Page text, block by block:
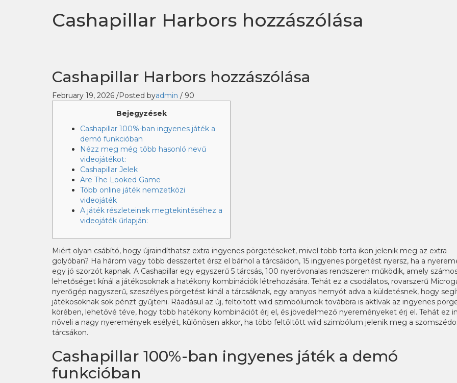
Cashapillar Harbors hozzászólása
Cashapillar Harbors hozzászólása
February 19, 2026 /Posted byadmin / 90
Bejegyzések
Cashapillar 100%-ban ingyenes játék a
demó funkcióban
Nézz meg még több hasonló nevű
videojátékot:
Cashapillar Jelek
Are The Looked Game
Több online játék nemzetközi
videojáték
A játék részleteinek megtekintéséhez a
videojáték űrlapján:
Miért olyan csábító, hogy újraindíthatsz extra ingyenes pörgetéseket, mivel több torta ikon jelenik meg az extra
golyóban? Ha három vagy több desszertet érsz el bárhol a tárcsáidon, 15 ingyenes pörgetést nyersz, ha a
egy jó szorzót kapnak. A Cashapillar egy egyszerű 5 tárcsás, 100 nyerővonalas rendszeren működik, amely
lehetőséget kínál a játékosoknak a hatékony kombinációk létrehozására. Tehát ez a csodálatos, rovarszerű
nyerőgép nagyszerű, szeszélyes pörgetést kínál a tárcsáknak, egy aranyos hernyót adva a küldetésnek, hogy
játékosoknak sok pénzt gyűjteni. Ráadásul az új, feltöltött wild szimbólumok továbbra is aktívak az ingyenes
körében, lehetővé téve, hogy több hatékony kombinációt érj el, és jövedelmező nyereményeket érj el. Tehát ez
növeli a nagy nyeremények esélyét, különösen akkor, ha több feltöltött wild szimbólum jelenik meg a
tárcsákon.
Cashapillar 100%-ban ingyenes játék a demó
funkcióban